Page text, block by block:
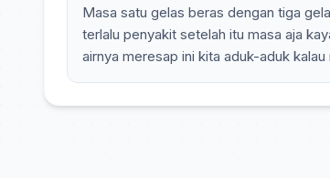
Masa satu gelas beras dengan tiga
terlalu penyakit setelah itu masa aja
airnya meresap ini kita aduk-aduk